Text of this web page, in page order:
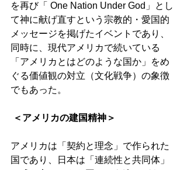
を再び「 One Nation Under God」とし
て神に献げ直すという宗教的・愛国的
メッセージを掲げたイベントであり、
同時に、現代アメリカで続いている
「アメリカとはどのような国か」をめ
ぐる価値観の対立（文化戦争）の象徴
でもあった。
＜アメリカの建国精神＞
アメリカは「契約と理念」で作られた
国であり、日本は「連続性と共同体」